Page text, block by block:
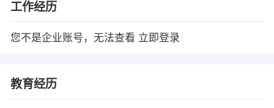
工作经历
您不是企业账号，无法查看 立即登录
教育经历